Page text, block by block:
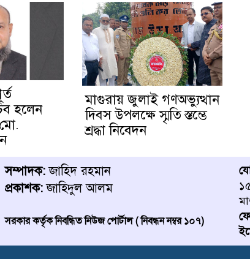
হলেন
মাগুরায় জুলাই গণঅভ্যুত্থান
দিবস উপলক্ষে স্মৃতি স্তম্ভে
শ্রদ্ধা নিবেদন
সম্পাদক:জাহিদ রহমান
প্রকাশক:জাহিদুল আলম
সরকার কর্তৃক নিবন্ধিত নিউজ পোর্টাল ( নিবন্ধন নম্বর ১০৭)